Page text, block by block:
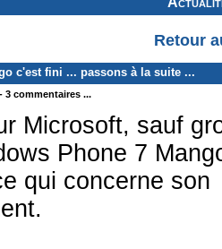
Retour
c'est fini ... passons à la suite ...
3 commentaires ...
Microsoft, sauf
Phone 7
qui concerne son